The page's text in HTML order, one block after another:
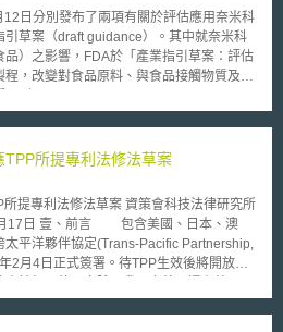
的株式會社東京大學TLO（Technology
簡稱東大TLO），促進東京大學研發成果
織長期合作下，東大TLO及DUCR皆對大學
每種研發成果安排合適的運用方式，使東
等における技術に関する研究成果の民間
，對外公開發行股票，TLO主要工作為：研
成果之專屬授權、向經濟產業省的特許廳
利等智慧財產權申請、提供技術資訊予私
效益予原研發單位。此外，推動大學、研
）或衍生公司（Spin-off
構設立創業育成中心（Incubator），提供
與私人企業間之合作計畫等，皆屬TLO的
日分別發布了兩項有關於評估應用奈米科
草案（draft guidance）。其中就奈米科
）之影響，FDA於「產業指引草案：評估
，改變對食品原料、與食品接觸物質及食
Manufacturing Process Changes,
Substances, Including Food
食品產業指引
件之涵蓋範圍，惟其聲明將奈米科技納入
米物質之產品皆屬有害，僅說明FDA認為
的安全性評估以確保安全。文件中也強
所提專利法修法草案
草案 資策會科技法律研究所
日本、澳
平洋夥伴協定(Trans-Pacific Partnership,
2月4日正式簽署。待TPP生效後將開放第